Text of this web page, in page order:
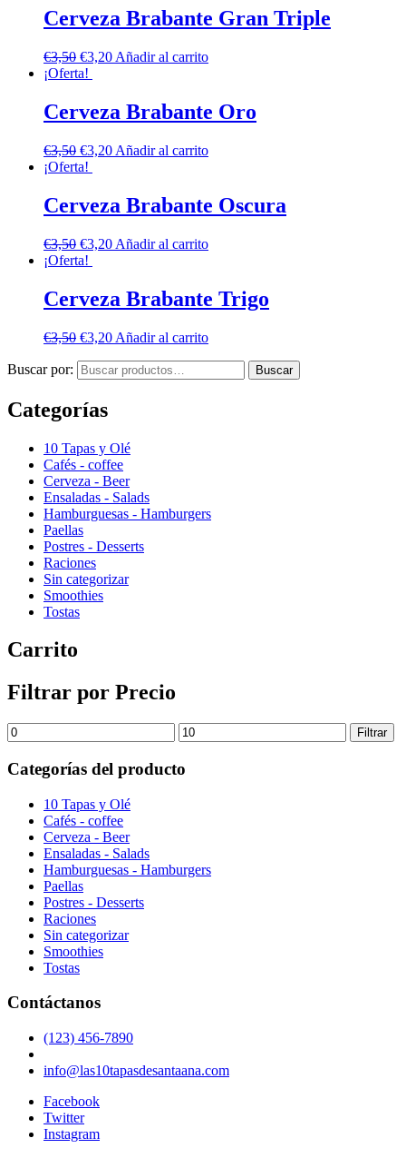
Cerveza Brabante Gran Triple
€3,50 €3,20 Añadir al carrito
¡Oferta!
Cerveza Brabante Oro
€3,50 €3,20 Añadir al carrito
¡Oferta!
Cerveza Brabante Oscura
€3,50 €3,20 Añadir al carrito
¡Oferta!
Cerveza Brabante Trigo
€3,50 €3,20 Añadir al carrito
Buscar por: Buscar
Categorías
10 Tapas y Olé
Cafés - coffee
Cerveza - Beer
Ensaladas - Salads
Hamburguesas - Hamburgers
Paellas
Postres - Desserts
Raciones
Sin categorizar
Smoothies
Tostas
Carrito
Filtrar por Precio
Filtrar
Categorías del producto
10 Tapas y Olé
Cafés - coffee
Cerveza - Beer
Ensaladas - Salads
Hamburguesas - Hamburgers
Paellas
Postres - Desserts
Raciones
Sin categorizar
Smoothies
Tostas
Contáctanos
(123) 456-7890
info@las10tapasdesantaana.com
Facebook
Twitter
Instagram